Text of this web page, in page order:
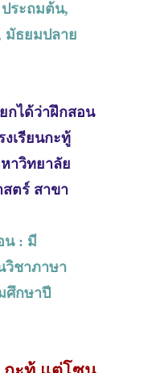
ระถมต้น,
มัธยมปลาย
กได้ว่าฝึกสอน
เรียนกะทู้
าวิทยาลัย
ตร์ สาขา
น : มี
วิชาภาษา
ศึกษาปี